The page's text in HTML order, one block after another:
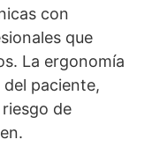
con
que
La ergonomía
paciente,
de